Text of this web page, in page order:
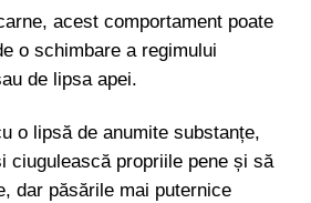
acest comportament poate
o schimbare a regimului
de lipsa apei.
o lipsă de anumite substanțe,
ciugulească propriile pene și să
dar păsările mai puternice